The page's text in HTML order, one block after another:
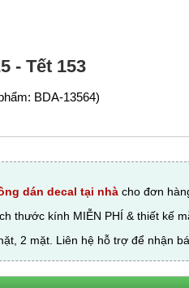
- Tết 153
BDA-13564)
dán decal tại nhà cho đơn
thước kính MIỄN PHÍ & thiết kế
2 mặt. Liên hệ hỗ trợ để nhận